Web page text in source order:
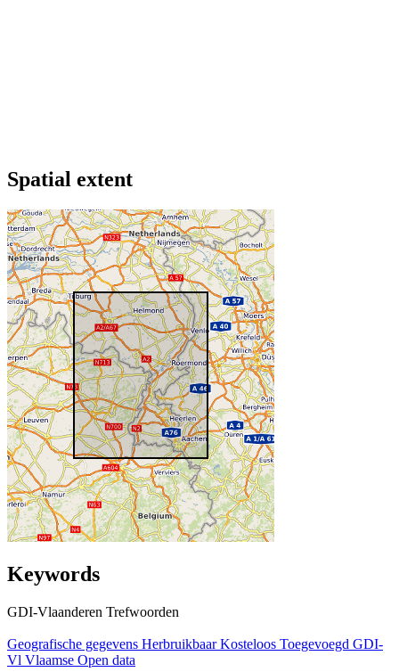
Spatial extent
Keywords
GDI-Vlaanderen Trefwoorden
Geografische gegevens Herbruikbaar Kosteloos Toegevoegd GDI-
Vl Vlaamse Open data